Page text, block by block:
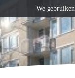
We gebruiken